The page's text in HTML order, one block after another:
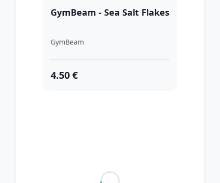
GymBeam - Sea Salt Flakes
GymBeam
4.50 €